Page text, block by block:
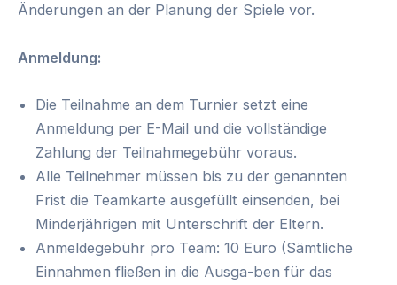
Änderungen an der Planung der Spiele vor.
Anmeldung:
Die Teilnahme an dem Turnier setzt eine
Anmeldung per E-Mail und die vollständige
Zahlung der Teilnahmegebühr voraus.
Alle Teilnehmer müssen bis zu der genannten
Frist die Teamkarte ausgefüllt einsenden, bei
Minderjährigen mit Unterschrift der Eltern.
Anmeldegebühr pro Team: 10 Euro (Sämtliche
Einnahmen fließen in die Ausga-ben für das